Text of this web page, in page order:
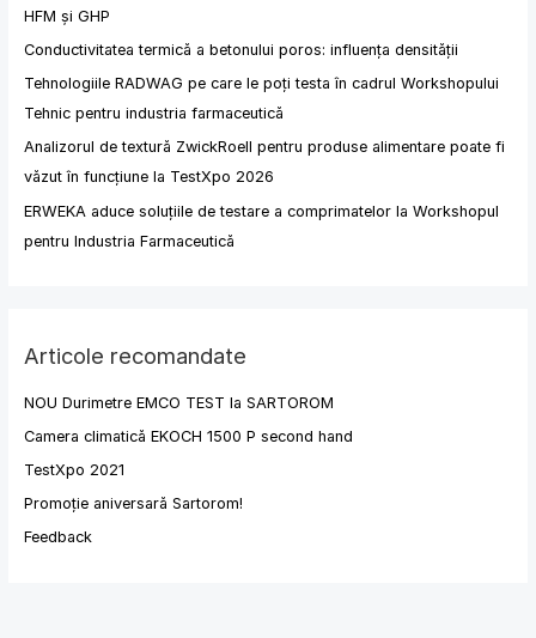
HFM și GHP
Conductivitatea termică a betonului poros: influența densității
Tehnologiile RADWAG pe care le poți testa în cadrul Workshopului
Tehnic pentru industria farmaceutică
Analizorul de textură ZwickRoell pentru produse alimentare poate fi
văzut în funcțiune la TestXpo 2026
ERWEKA aduce soluțiile de testare a comprimatelor la Workshopul
pentru Industria Farmaceutică
Articole recomandate
NOU Durimetre EMCO TEST la SARTOROM
Camera climatică EKOCH 1500 P second hand
TestXpo 2021
Promoție aniversară Sartorom!
Feedback